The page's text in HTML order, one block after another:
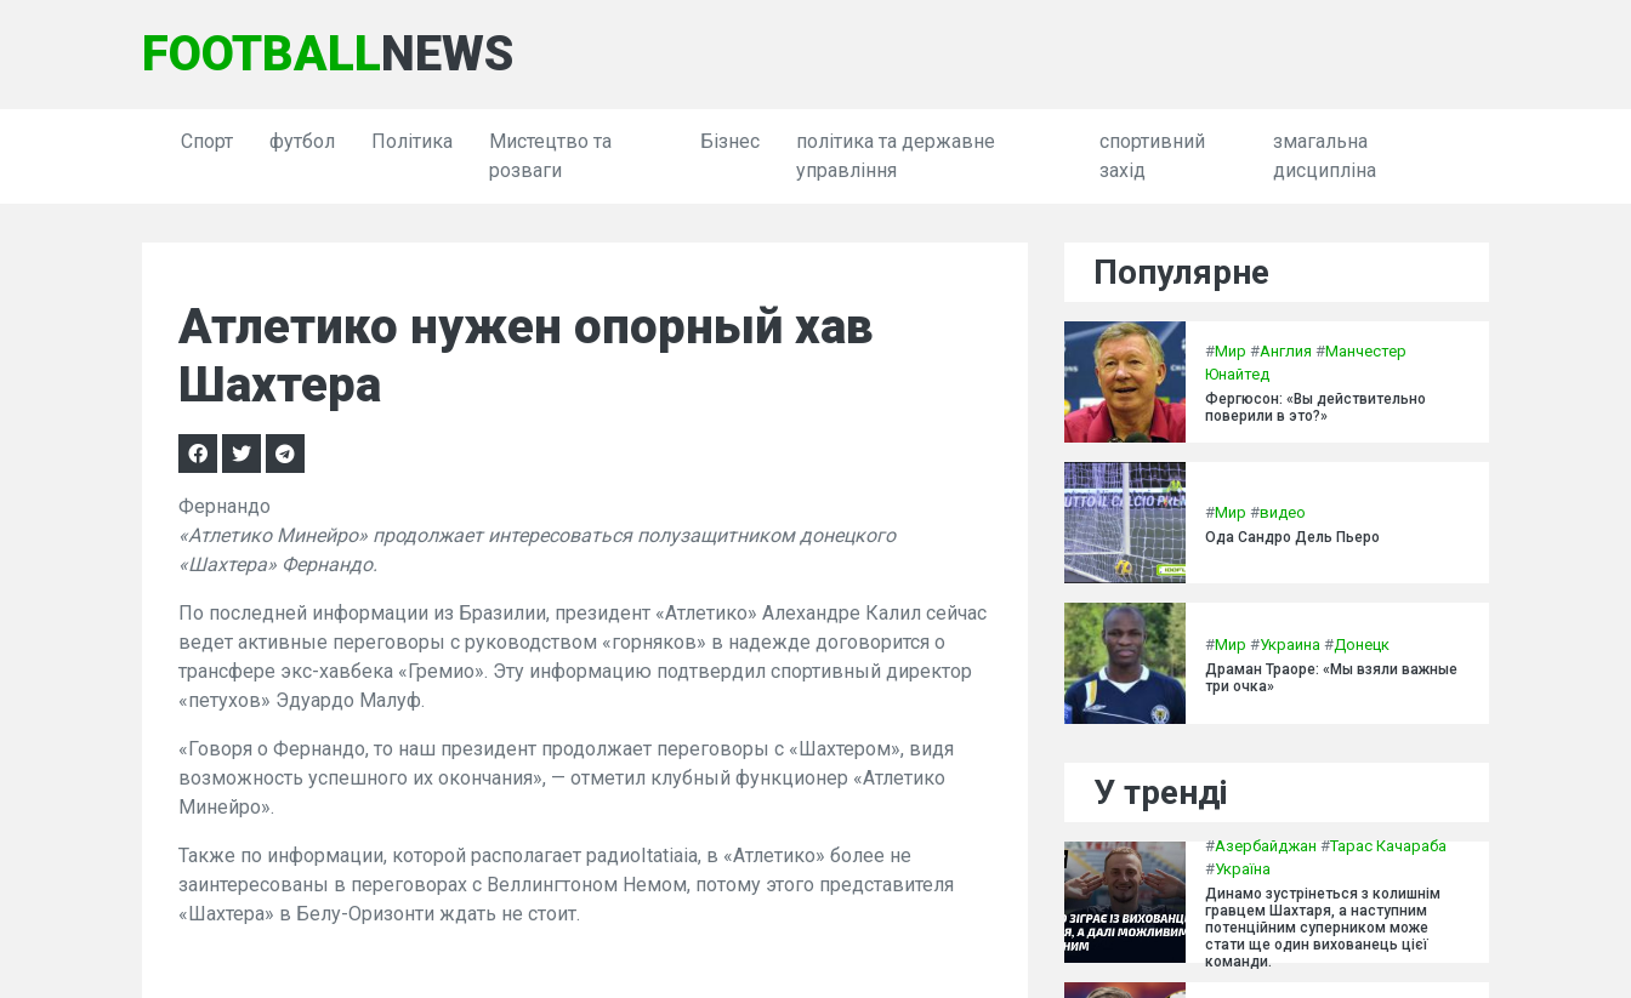
FOOTBALLNEWS
Спорт футбол Політика
Мистецтво та
розваги
Бізнес
політика та державне
управління
спортивний
захід
змагальна
дисципліна
Атлетико нужен опорный хав
Шахтера
Фернандо
«Атлетико Минейро» продолжает интересоваться полузащитником донецкого
«Шахтера» Фернандо.
По последней информации из Бразилии, президент «Атлетико» Алехандре Калил сейчас
ведет активные переговоры с руководством «горняков» в надежде договорится о
трансфере экс-хавбека «Гремио». Эту информацию подтвердил спортивный директор
«петухов» Эдуардо Малуф.
«Говоря о Фернандо, то наш президент продолжает переговоры с «Шахтером», видя
возможность успешного их окончания», — отметил клубный функционер «Атлетико
Минейро».
Также по информации, которой располагает радиоItatiaia, в «Атлетико» более не
заинтересованы в переговорах с Веллингтоном Немом, потому этого представителя
«Шахтера» в Белу-Оризонти ждать не стоит.
Популярне
#Мир #Англия #Манчестер
Юнайтед
Фергюсон: «Вы действительно
поверили в это?»
#Мир #видео
Ода Сандро Дель Пьеро
#Мир #Украина #Донецк
Драман Траоре: «Мы взяли важные
три очка»
У тренді
#Азербайджан #Тарас Качараба
#Україна
Динамо зустрінеться з колишнім
гравцем Шахтаря, а наступним
потенційним суперником може
стати ще один вихованець цієї
команди.